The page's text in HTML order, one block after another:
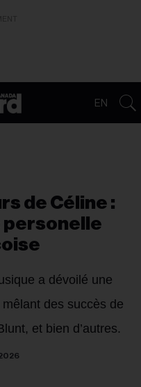
EN
de Céline :
personelle
a dévoilé une
des succès de
et bien d’autres.